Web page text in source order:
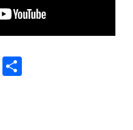
Odnoklassniki